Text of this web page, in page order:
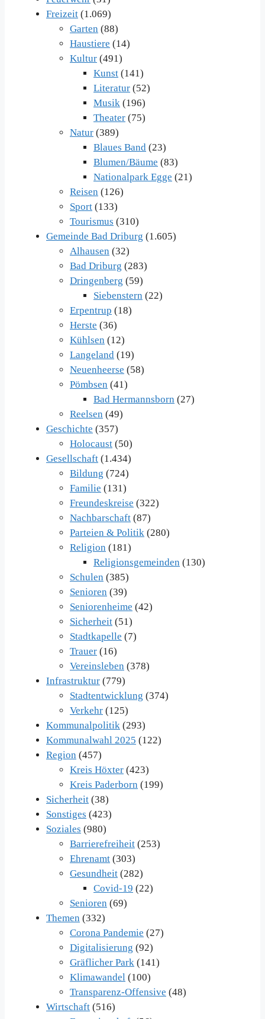
Freizeit (1.069)
Garten (88)
Haustiere (14)
Kultur (491)
Kunst (141)
Literatur (52)
Musik (196)
Theater (75)
Natur (389)
Blaues Band (23)
Blumen/Bäume (83)
Nationalpark Egge (21)
Reisen (126)
Sport (133)
Tourismus (310)
Gemeinde Bad Driburg (1.605)
Alhausen (32)
Bad Driburg (283)
Dringenberg (59)
Siebenstern (22)
Erpentrup (18)
Herste (36)
Kühlsen (12)
Langeland (19)
Neuenheerse (58)
Pömbsen (41)
Bad Hermannsborn (27)
Reelsen (49)
Geschichte (357)
Holocaust (50)
Gesellschaft (1.434)
Bildung (724)
Familie (131)
Freundeskreise (322)
Nachbarschaft (87)
Parteien & Politik (280)
Religion (181)
Religionsgemeinden (130)
Schulen (385)
Senioren (39)
Seniorenheime (42)
Sicherheit (51)
Stadtkapelle (7)
Trauer (16)
Vereinsleben (378)
Infrastruktur (779)
Stadtentwicklung (374)
Verkehr (125)
Kommunalpolitik (293)
Kommunalwahl 2025 (122)
Region (457)
Kreis Höxter (423)
Kreis Paderborn (199)
Sicherheit (38)
Sonstiges (423)
Soziales (980)
Barrierefreiheit (253)
Ehrenamt (303)
Gesundheit (282)
Covid-19 (22)
Senioren (69)
Themen (332)
Corona Pandemie (27)
Digitalisierung (92)
Gräflicher Park (141)
Klimawandel (100)
Transparenz-Offensive (48)
Wirtschaft (516)